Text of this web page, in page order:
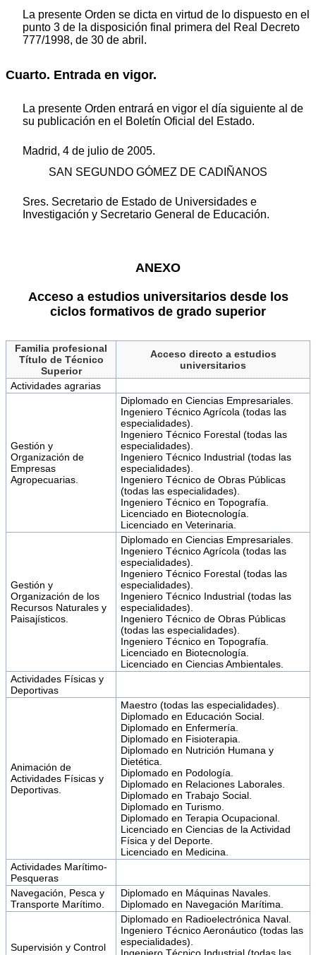
La presente Orden se dicta en virtud de lo dispuesto en el
punto 3 de la disposición final primera del Real Decreto
777/1998, de 30 de abril.
Cuarto. Entrada en vigor.
La presente Orden entrará en vigor el día siguiente al de
su publicación en el Boletín Oficial del Estado.
Madrid, 4 de julio de 2005.
SAN SEGUNDO GÓMEZ DE CADIÑANOS
Sres. Secretario de Estado de Universidades e
Investigación y Secretario General de Educación.
ANEXO
Acceso a estudios universitarios desde los
ciclos formativos de grado superior
Familia profesional
Título de Técnico
Superior
Acceso directo a estudios
universitarios
Actividades agrarias
Gestión y
Organización de
Empresas
Agropecuarias.
Diplomado en Ciencias Empresariales.
Ingeniero Técnico Agrícola (todas las
especialidades).
Ingeniero Técnico Forestal (todas las
especialidades).
Ingeniero Técnico Industrial (todas las
especialidades).
Ingeniero Técnico de Obras Públicas
(todas las especialidades).
Ingeniero Técnico en Topografía.
Licenciado en Biotecnología.
Licenciado en Veterinaria.
Gestión y
Organización de los
Recursos Naturales y
Paisajísticos.
Diplomado en Ciencias Empresariales.
Ingeniero Técnico Agrícola (todas las
especialidades).
Ingeniero Técnico Forestal (todas las
especialidades).
Ingeniero Técnico Industrial (todas las
especialidades).
Ingeniero Técnico de Obras Públicas
(todas las especialidades).
Ingeniero Técnico en Topografía.
Licenciado en Biotecnología.
Licenciado en Ciencias Ambientales.
Actividades Físicas y
Deportivas
Animación de
Actividades Físicas y
Deportivas.
Maestro (todas las especialidades).
Diplomado en Educación Social.
Diplomado en Enfermería.
Diplomado en Fisioterapia.
Diplomado en Nutrición Humana y
Dietética.
Diplomado en Podología.
Diplomado en Relaciones Laborales.
Diplomado en Trabajo Social.
Diplomado en Turismo.
Diplomado en Terapia Ocupacional.
Licenciado en Ciencias de la Actividad
Física y del Deporte.
Licenciado en Medicina.
Actividades Marítimo-
Pesqueras
Navegación, Pesca y
Transporte Marítimo.
Diplomado en Máquinas Navales.
Diplomado en Navegación Marítima.
Supervisión y Control
Diplomado en Radioelectrónica Naval.
Ingeniero Técnico Aeronáutico (todas las
especialidades).